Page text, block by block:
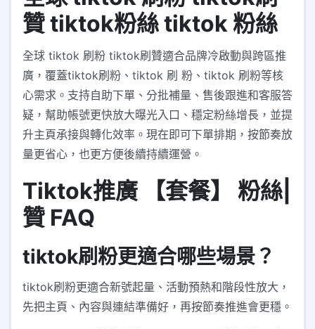
贊 tiktok粉絲 tiktok 粉絲
全球 tiktok 刷粉 tiktok刷贊適合品牌冷啟動與跨區推
廣，覆蓋tiktok刷粉、tiktok 刷 粉、tiktok 刷粉等核
心需求。支持自助下單、分批補量、售後跟進和客服答
疑，幫助帳號更快放大曝光入口、穩定粉絲增長，並提
升主頁承接與轉化效率。現在即可下單排期，按節奏放
量更省心，也更方便後續持續運營。
Tiktok推廣 【套餐】 粉絲|
贊 FAQ
tiktok刷粉更適合哪些場景？
tiktok刷粉更適合新號起量、活動預熱和階段性放大，
先把主頁、內容與連結準備好，再按節奏推進會更穩。